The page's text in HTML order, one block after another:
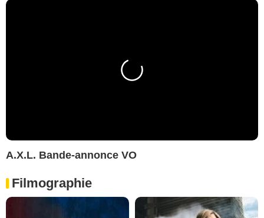
A.X.L. Bande-annonce VO
Filmographie